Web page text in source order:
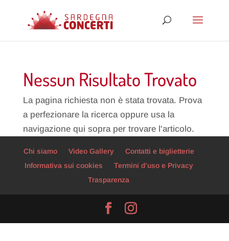
Nessun Risultato Trovato
La pagina richiesta non è stata trovata. Prova
a perfezionare la ricerca oppure usa la
navigazione qui sopra per trovare l'articolo.
Chi siamo Video Gallery
Contatti e biglietterie
Informativa sui cookies
Termini d’uso e Privacy
Trasparenza